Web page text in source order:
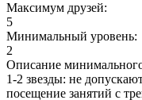
Максимум друзей:
5
Минимальный уровень:
2
Описание
1-2 звезды: не
посещение занятий с